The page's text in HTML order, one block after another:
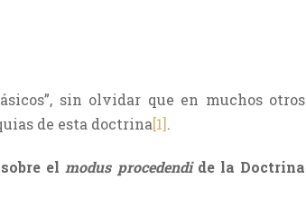
sin olvidar que en muchos otros
de esta doctrina[1].
sobre elmodus procedendide la Doctrina